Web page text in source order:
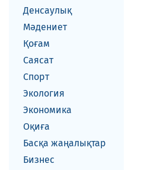
Денсаулық
Мәдениет
Қоғам
Саясат
Спорт
Экология
Экономика
Оқиға
Басқа жаңалықтар
Бизнес